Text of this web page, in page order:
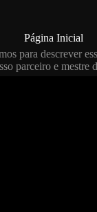
Página Inicial
para descrever
parceiro e mestre